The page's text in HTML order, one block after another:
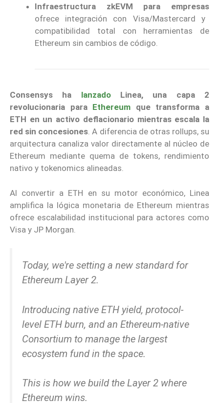
Infraestructura zkEVM para empresas
ofrece integración con Visa/Mastercard y
compatibilidad total con herramientas de
Ethereum sin cambios de código.
Consensys ha lanzadoLinea, una capa 2
revolucionaria para Ethereum que transforma a
ETH en un activo deflacionario mientras escala la
red sin concesiones. A diferencia de otras rollups, su
arquitectura canaliza valor directamente al núcleo de
Ethereum mediante quema de tokens, rendimiento
nativo y tokenomics alineadas.
Al convertir a ETH en su motor económico, Linea
amplifica la lógica monetaria de Ethereum mientras
ofrece escalabilidad institucional para actores como
Visa y JP Morgan.
Today, we're setting a new standard for
Ethereum Layer 2.
Introducing native ETH yield, protocol-
level ETH burn, and an Ethereum-native
Consortium to manage the largest
ecosystem fund in the space.
This is how we build the Layer 2 where
Ethereum wins.